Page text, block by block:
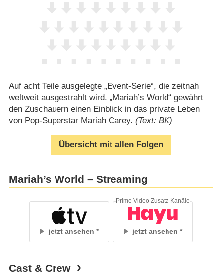
Auf acht Teile ausgelegte „Event-Serie“, die zeitnah
weltweit ausgestrahlt wird. „Mariah’s World“ gewährt
den Zuschauern einen Einblick in das private Leben
von Pop-Superstar Mariah Carey. (Text: BK)
Übersicht mit allen Folgen
Mariah’s World – Streaming
jetzt ansehen jetzt ansehen
Prime Video Zusatz-Kanäle
Cast & Crew